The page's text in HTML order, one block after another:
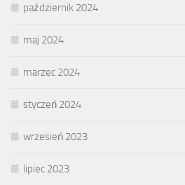
październik 2024
maj 2024
marzec 2024
styczeń 2024
wrzesień 2023
lipiec 2023